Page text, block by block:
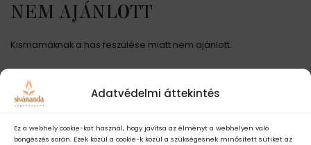
Adatvédelmi áttekintés
Ez a webhely cookie-kat használ, hogy javítsa az élményt a webhelyen való
böngészés során. Ezek közül a cookie-k közül a szükségesnek minősített sütiket az
NEM AJÁNLOTT
Kismamáknak a has feszülése miatt nem ajánlott.
MIKOR TANULJUK?
Ezt a gyakorlatot a jóga alaptanfolyamötödik foglalkozásán